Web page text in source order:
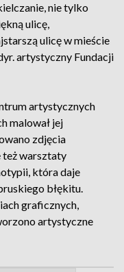
nie tylko
ulicę,
ulicę w mieście
artystyczny Fundacji
artystycznych
malował jej
zdjęcia
też warsztaty
która daje
błękitu.
graficznych,
artystyczne